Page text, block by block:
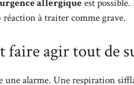
urgence allergiqueest
réaction à traiter comme grave.
faire agir tout de
alarme. Une respiration